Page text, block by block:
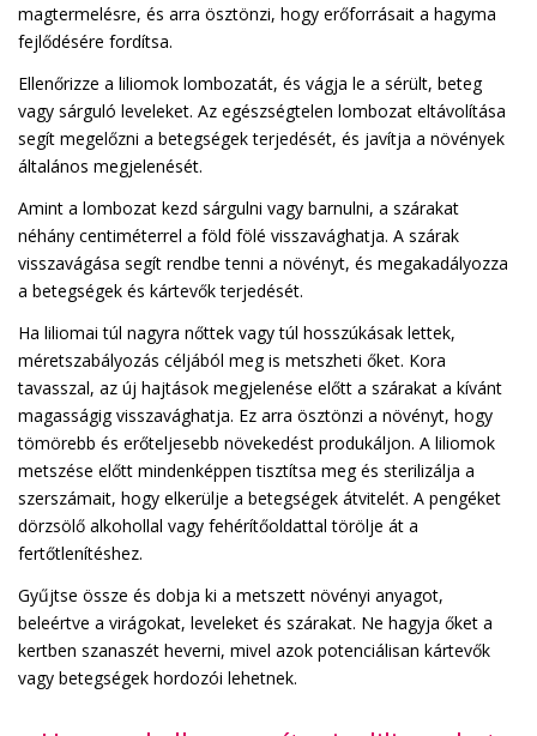
magtermelésre, és arra ösztönzi, hogy erőforrásait a hagyma
fejlődésére fordítsa.
Ellenőrizze a liliomok lombozatát, és vágja le a sérült, beteg
vagy sárguló leveleket. Az egészségtelen lombozat eltávolítása
segít megelőzni a betegségek terjedését, és javítja a növények
általános megjelenését.
Amint a lombozat kezd sárgulni vagy barnulni, a szárakat
néhány centiméterrel a föld fölé visszavághatja. A szárak
visszavágása segít rendbe tenni a növényt, és megakadályozza
a betegségek és kártevők terjedését.
Ha liliomai túl nagyra nőttek vagy túl hosszúkásak lettek,
méretszabályozás céljából meg is metszheti őket. Kora
tavasszal, az új hajtások megjelenése előtt a szárakat a kívánt
magasságig visszavághatja. Ez arra ösztönzi a növényt, hogy
tömörebb és erőteljesebb növekedést produkáljon. A liliomok
metszése előtt mindenképpen tisztítsa meg és sterilizálja a
szerszámait, hogy elkerülje a betegségek átvitelét. A pengéket
dörzsölő alkohollal vagy fehérítőoldattal törölje át a
fertőtlenítéshez.
Gyűjtse össze és dobja ki a metszett növényi anyagot,
beleértve a virágokat, leveleket és szárakat. Ne hagyja őket a
kertben szanaszét heverni, mivel azok potenciálisan kártevők
vagy betegségek hordozói lehetnek.